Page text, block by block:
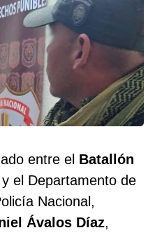
entre el Batallón
y el Departamento de
Nacional,
Ávalos Díaz,